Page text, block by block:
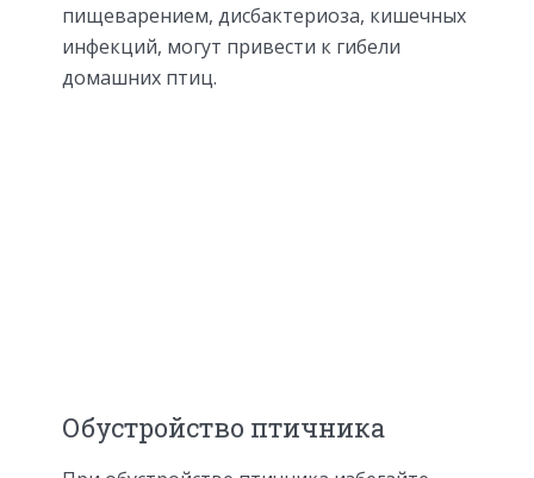
пищеварением, дисбактериоза, кишечных
инфекций, могут привести к гибели
домашних птиц.
Обустройство птичника